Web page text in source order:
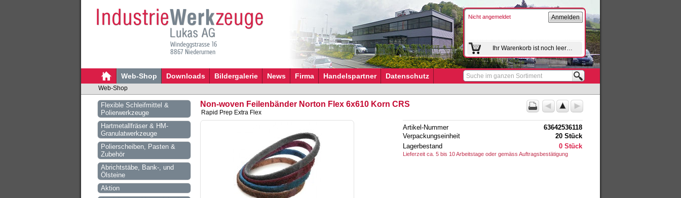
Windeggstrasse 16
8867 Niederurnen
Nicht angemeldet Anmelden
Ihr Warenkorb ist noch leer…
Web-Shop Downloads Bildergalerie News Firma Handelspartner Datenschutz
Suche im ganzen Sortiment
Web-Shop
Flexible Schleifmittel &
Polierwerkzeuge
Hartmetallfräser & HM-
Granulatwerkzeuge
Polierscheiben, Pasten &
Zubehör
Abrichtstäbe, Bank-, und
Ölsteine
Aktion
Non-woven Feilenbänder Norton Flex 6x610 Korn CRS
Rapid Prep Extra Flex
Artikel-Nummer
63642536118
Verpackungseinheit
20 Stück
Lagerbestand
0 Stück
Lieferzeit ca. 5 bis 10 Arbeitstage oder gemäss Auftragsbestätigung